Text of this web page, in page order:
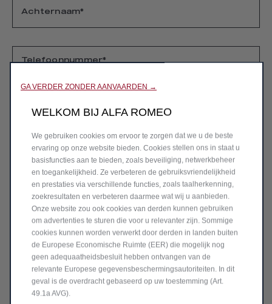
Achternaam*
Telefoonnummer*
Mobiel**
E-mail*
* Verplicht veld
* Verplicht veld
2/2: Selecteer een onderwerp
INFORMATIE
GA VERDER ZONDER AANVAARDEN →
WELKOM BIJ ALFA ROMEO
We gebruiken cookies om ervoor te zorgen dat we u de beste
ervaring op onze website bieden. Cookies stellen ons in staat u
basisfuncties aan te bieden, zoals beveiliging, netwerkbeheer
en toegankelijkheid. Ze verbeteren de gebruiksvriendelijkheid
en prestaties via verschillende functies, zoals taalherkenning,
zoekresultaten en verbeteren daarmee wat wij u aanbieden.
Onze website zou ook cookies van derden kunnen gebruiken
om advertenties te sturen die voor u relevanter zijn. Sommige
cookies kunnen worden verwerkt door derden in landen buiten
de Europese Economische Ruimte (EER) die mogelijk nog
geen adequaatheidsbesluit hebben ontvangen van de
relevante Europese gegevensbeschermingsautoriteiten. In dit
geval is de overdracht gebaseerd op uw toestemming (Art.
49.1a AVG).